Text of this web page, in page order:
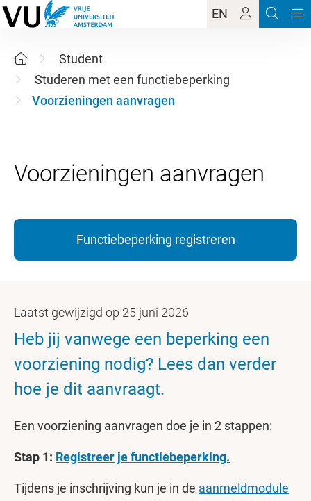
EN
Student
Studeren met een functiebeperking
Voorzieningen aanvragen
Functiebeperking registreren
Laatst gewijzigd op 25 juni 2026
Heb jij vanwege een beperking een
voorziening nodig? Lees dan verder
hoe je dit aanvraagt.
Een voorziening aanvragen doe je in 2 stappen:
Stap 1: Registreer je functiebeperking.
Tijdens je inschrijving kun je in de aanmeldmodule